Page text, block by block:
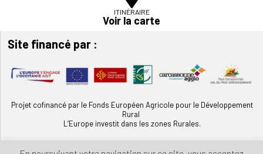
ITINÉRAIRE
Voir la carte
Site financé par :
Projet cofinancé par le Fonds Européen Agricole pour le Développement
Rural
L’Europe investit dans les zones Rurales.